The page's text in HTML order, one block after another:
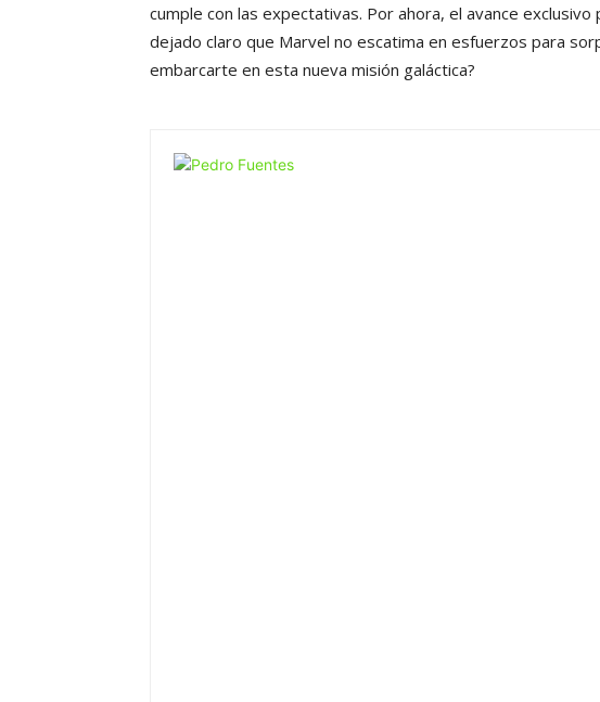
cumple con las expectativas. Por ahora, el avance exclusivo
dejado claro que Marvel no escatima en esfuerzos para
embarcarte en esta nueva misión galáctica?